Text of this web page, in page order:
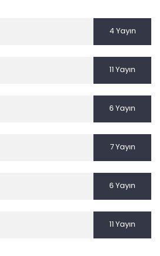
4 Yayın
11 Yayın
6 Yayın
7 Yayın
6 Yayın
11 Yayın